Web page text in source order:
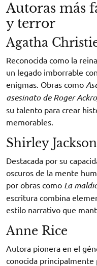
Autoras más
y terror
Agatha
Reconocida como la
un legado imborrable
enigmas. Obras como
asesinato de Roger
su talento para crear
memorables.
Shirley Jackson
Destacada por su
oscuros de la mente
por obras como La
escritura combina
estilo narrativo que
Anne Rice
Autora pionera en el
conocida principalmente